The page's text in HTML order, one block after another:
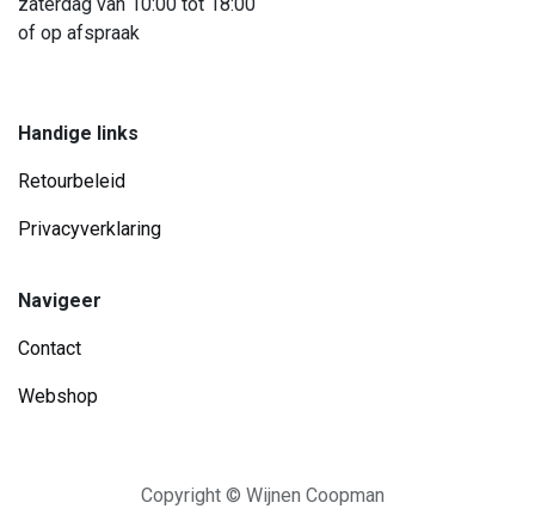
of op afspraak
Handige links
Retourbeleid
Privacyverklaring
Navigeer
Contact
Webshop
Copyright © Wijnen Coopman